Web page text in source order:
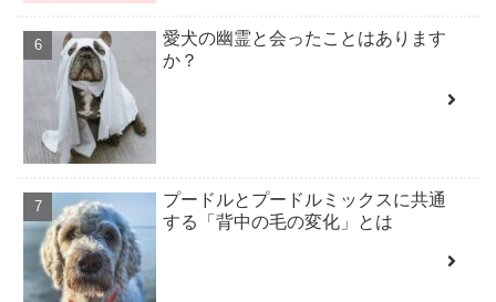
愛犬の幽霊と会ったことはあります
か？
プードルとプードルミックスに共通
する「背中の毛の変化」とは